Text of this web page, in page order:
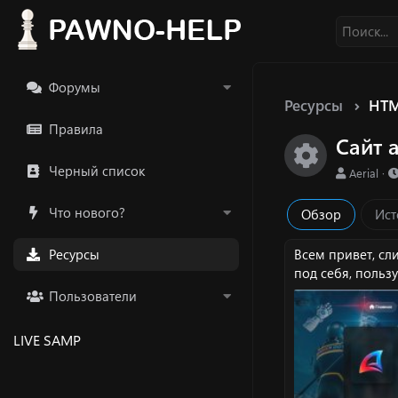
Форумы
Правила
Черный список
Что нового?
Ресурсы
Пользователи
LIVE SAMP
Ресурсы
Сайт
А
т
о
Aerial
Обзор
Всем привет,
под себя,